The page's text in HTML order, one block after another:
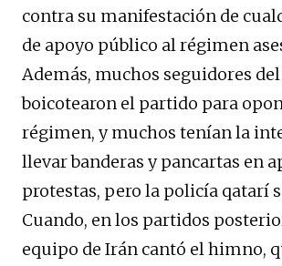
contra su manifestación de
de apoyo público al régimen
Además, muchos seguidores
boicotearon el partido para
régimen, y muchos tenían la
llevar banderas y pancartas en
protestas, pero la policía qatarí
Cuando, en los partidos
equipo de Irán cantó el himno,